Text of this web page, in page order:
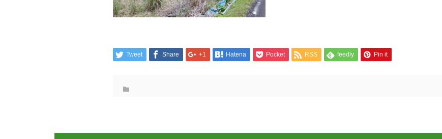
Tweet Share +1 Hatena Pocket RSS feedly Pin it